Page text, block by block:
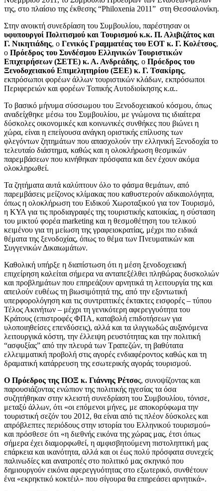
της, στο πλαίσιο της έκθεσης “Philoxenia 2011” στη Θεσσαλονίκη.
Στην ανοικτή συνεδρίαση του Συμβουλίου, παρέστησαν οι
υφυπουργοί Πολιτισμού και Τουρισμού κ.κ. Π. Αλιβιζάτος και
Γ. Νικητιάδης, ο Γενικός Γραμματέας του ΕΟΤ κ. Γ. Κολέτσος,
ο Πρόεδρος του Συνδέσμου Ελληνικών Τουριστικών
Επιχειρήσεων (ΣΕΤΕ) κ. Α. Ανδρεάδης, ο Πρόεδρος του
Ξενοδοχειακού Επιμελητηρίου (ΞΕΕ) κ. Γ. Τσακίρης,
εκπρόσωποι φορέων άλλων τουριστικών κλάδων, εκπρόσωποι
Περιφερειών και φορέων Τοπικής Αυτοδιοίκησης κ.α..
Το βασικό μήνυμα σύσσωμου του Ξενοδοχειακού κόσμου, όπως
αναδείχθηκε μέσω του Συμβουλίου, με γνώμονα τις ιδιαίτερα
δύσκολες οικονομικές και κοινωνικές συνθήκες που βιώνει η
χώρα, είναι η επείγουσα ανάγκη οριστικής επίλυσης των
φλεγόντων ζητημάτων που απασχολούν την ελληνική Ξενοδοχία το
τελευταίο διάστημα, καθώς και η ολοκλήρωση θεσμικών
παρεμβάσεων που κινήθηκαν πρόσφατα και δεν έχουν ακόμα
ολοκληρωθεί.
Τα ζητήματα αυτά καλύπτουν όλο το φάσμα θεμάτων, από
παρεμβάσεις μείζονος κλίμακας που καθυστερούν αδικαιολόγητα,
όπως η ολοκλήρωση του Ειδικού Χωροταξικού για τον Τουρισμό,
η ΚΥΑ για τις προδιαγραφές της τουριστικής κατοικίας, η σύσταση
του μικτού φορέα marketing και η θεσμοθέτηση του τελικού
κειμένου για τη μείωση της γραφειοκρατίας, μέχρι πιο ειδικά
θέματα της ξενοδοχίας, όπως το θέμα των Πνευματικών και
Συγγενικών Δικαιωμάτων.
Καθολική υπήρξε η διαπίστωση ότι η μέση ξενοδοχειακή
επιχείρηση καλείται σήμερα να ανταπεξέλθει πληθώρας δυσκολιών
και προβλημάτων που επηρεάζουν αρνητικά τη λειτουργία της και
απειλούν ευθέως τη βιωσιμότητά της, από την εξοντωτική
υπερφορολόγηση και τις συντριπτικές έκτακτες εισφορές – τύπου
Τέλος Ακινήτων – μέχρι τη γενικότερη αφερεγγυότητα του
Κράτους (επιστροφές ΦΠΑ, καταβολή επιδοτήσεων για
υλοποιηθείσες επενδύσεις), αλλά και τα ιλιγγιωδώς αυξανόμενα
λειτουργικά κόστη, την έλλειψη ρευστότητας και την πολιτική
“ασφυξίας” από την πλευρά των Τραπεζών, τη βαθύτατα
ελλειμματική προβολή στις αγορές ενδιαφέροντος καθώς και τη
δραματική κατάρρευση της εσωτερικής αγοράς τουρισμού.
Ο Πρόεδρος της ΠΟΞ κ. Γιάννης Ρέτσος, συνοψίζοντας και
παρουσιάζοντας ενώπιον της πολιτικής ηγεσίας τα όσα
συζητήθηκαν στην κλειστή συνεδρίαση του Συμβουλίου, τόνισε,
μεταξύ άλλων, ότι «οι επόμενοι μήνες, με αποκορύφωμα την
τουριστική σεζόν του 2012, θα είναι από τις πλέον δύσκολες και
απρόβλεπτες περιόδους στην ιστορία του Ελληνικού τουρισμού»
και πρόσθεσε ότι «η διεθνής εικόνα της χώρας μας, έτσι όπως
σήμερα έχει διαμορφωθεί, η αμφισβητούμενη πιστοληπτική μας
επάρκεια και ικανότητα, αλλά και οι έως πολύ πρόσφατα συνεχείς
παλινωδίες και ανατροπές στο πολιτικό μας σκηνικό που
δημιουργούν εικόνα αφερεγγυότητας στο εξωτερικό, συνθέτουν
ένα «εκρηκτικό κοκτέιλ» που σίγουρα θα επηρεάσει αρνητικά».